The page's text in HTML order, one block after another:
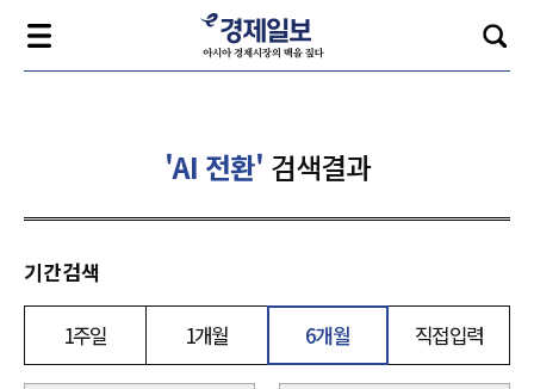
'AI 전환' 검색결과
기간검색
1주일 1개월 6개월 직접입력